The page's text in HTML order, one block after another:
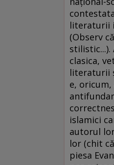
literaturii
(Observ
clasica,
literaturii
e,
islamici
autorul
lor (chit
piesa